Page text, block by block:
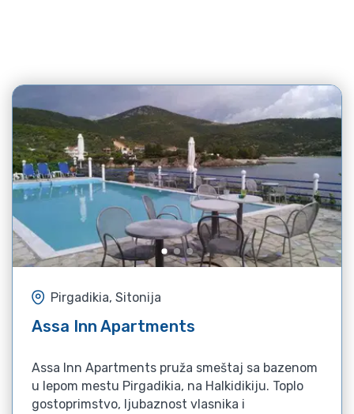
Pirgadikia, Sitonija
Assa Inn Apartments
Assa Inn Apartments pruža smeštaj sa bazenom
u lepom mestu Pirgadikia, na Halkidikiju. Toplo
gostoprimstvo, ljubaznost vlasnika i